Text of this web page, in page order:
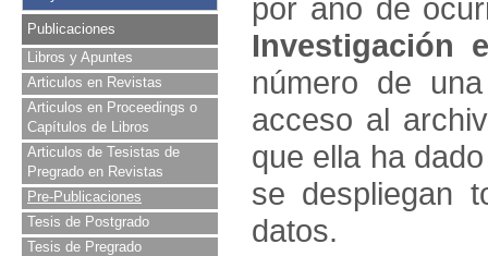
Publicaciones
Libros y Apuntes
Articulos en Revistas
Articulos en Proceedings o
Capítulos de Libros
Articulos de Tesistas de
Pregrado en Revistas
Pre-Publicaciones
Tesis de Postgrado
Tesis de Pregrado
por año de
Investigación
número de
acceso al
que ella ha
se despliegan
datos.